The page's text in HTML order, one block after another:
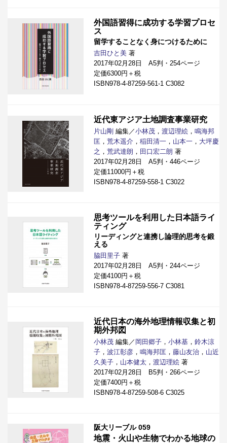
外国語習得に成功する学習プロセ
ス
留学することなく身につけるために
吉田ひと美 著
2017年02月28日 A5判・254ページ
定価6300円＋税
ISBN978-4-87259-561-1 C3082
近代東アジア土地調査事業研究
片山剛 編集／小林茂 ， 渡辺理絵 ， 鳴海邦
匡 ， 荒木遥介 ， 稲田清一 ， 山本一 ， 大坪慶
之 ， 荒武達朗 ， 田口宏二朗 著
2017年02月28日 A5判・446ページ
定価11000円＋税
ISBN978-4-87259-558-1 C3022
思考ツールを利用した日本語ライ
ティング
リーディングと連携し論理的思考を鍛
える
脇田里子 著
2017年02月28日 A5判・244ページ
定価4100円＋税
ISBN978-4-87259-556-7 C3081
近代日本の海外地理情報収集と初
期外邦図
小林茂 編集／ 岡田郷子 ， 小林基 ， 鈴木涼
子 ， 波江彰彦 ， 鳴海邦匡 ， 藤山友治 ， 山近
久美子 ， 山本健太 ， 渡辺理絵 著
2017年02月28日 B5判・266ページ
定価7400円＋税
ISBN978-4-87259-508-6 C3025
阪大リーブル 059
地震・火山や生物でわかる地球の